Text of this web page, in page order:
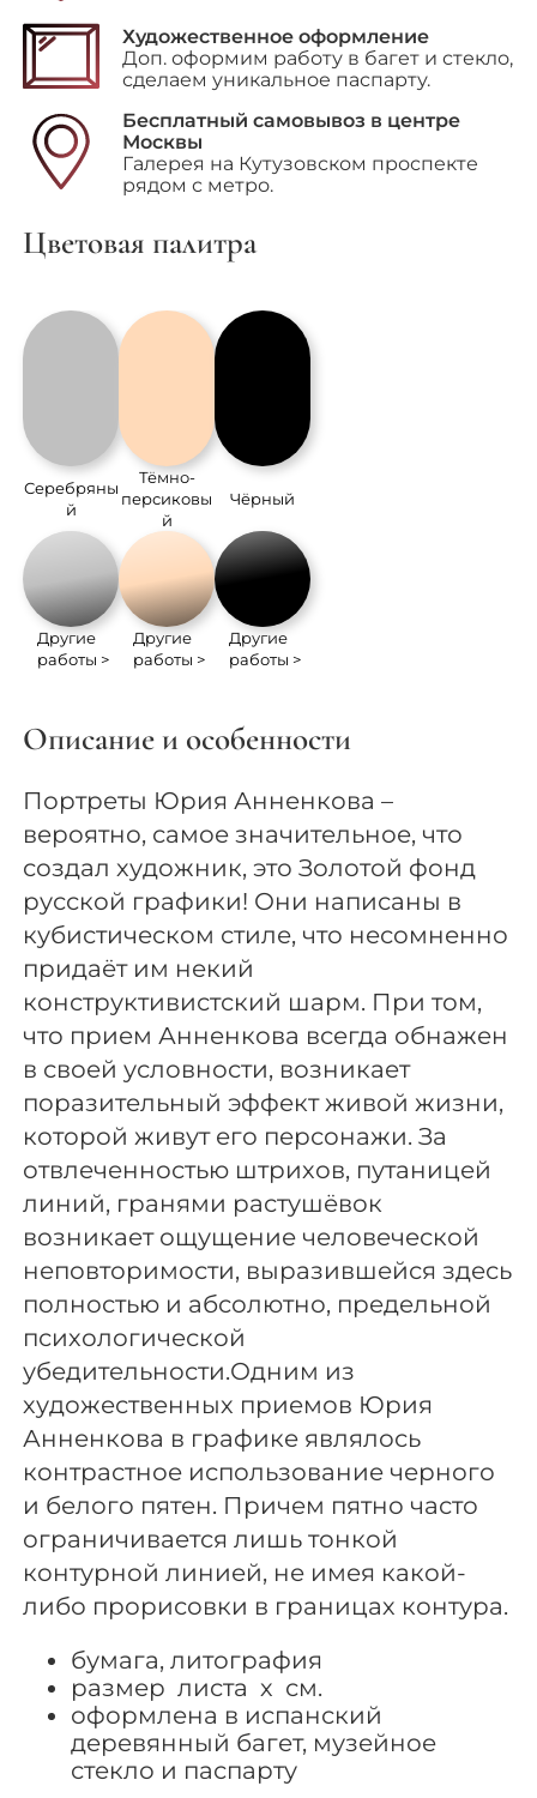
Художественное оформление
Доп. оформим работу в багет и стекло,
сделаем уникальное паспарту.
Бесплатный самовывоз в центре
Москвы
Галерея на Кутузовском проспекте
рядом с метро.
Цветовая палитра
Серебряны
й
Другие
работы >
Тёмно-
персиковы
й
Другие
работы >
Чёрный
Другие
работы >
Описание и особенности
Портреты Юрия Анненкова –
вероятно, самое значительное, что
создал художник, это Золотой фонд
русской графики! Они написаны в
кубистическом стиле, что несомненно
придаёт им некий
конструктивистский шарм. При том,
что прием Анненкова всегда обнажен
в своей условности, возникает
поразительный эффект живой жизни,
которой живут его персонажи. За
отвлеченностью штрихов, путаницей
линий, гранями растушёвок
возникает ощущение человеческой
неповторимости, выразившейся здесь
полностью и абсолютно, предельной
психологической
убедительности.Одним из
художественных приемов Юрия
Анненкова в графике являлось
контрастное использование черного
и белого пятен. Причем пятно часто
ограничивается лишь тонкой
контурной линией, не имея какой-
либо прорисовки в границах контура.
бумага, литография
размер листа х см.
оформлена в испанский
деревянный багет, музейное
стекло и паспарту